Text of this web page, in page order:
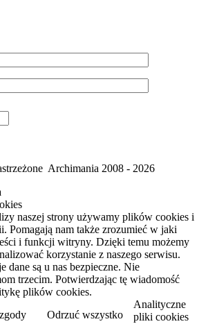
Archimania 2008 - 2026
naszej strony używamy plików cookies i
Pomagają nam także zrozumieć w jaki
i funkcji witryny. Dzięki temu możemy
korzystanie z naszego serwisu.
dane są u nas bezpieczne. Nie
trzecim. Potwierdzając tę wiadomość
plików cookies.
Odrzuć wszystko
Analityczne
pliki cookies